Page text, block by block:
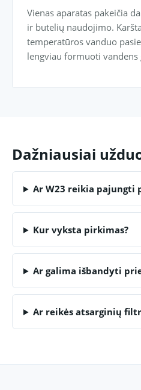
Vienas aparatas pakeičia
ir butelių naudojimo.
temperatūros vanduo
lengviau formuoti
Dažniausiai
Ar W23 reikia pajungti
Kur vyksta pirkimas?
Ar galima išbandyti
Ar reikės atsarginių